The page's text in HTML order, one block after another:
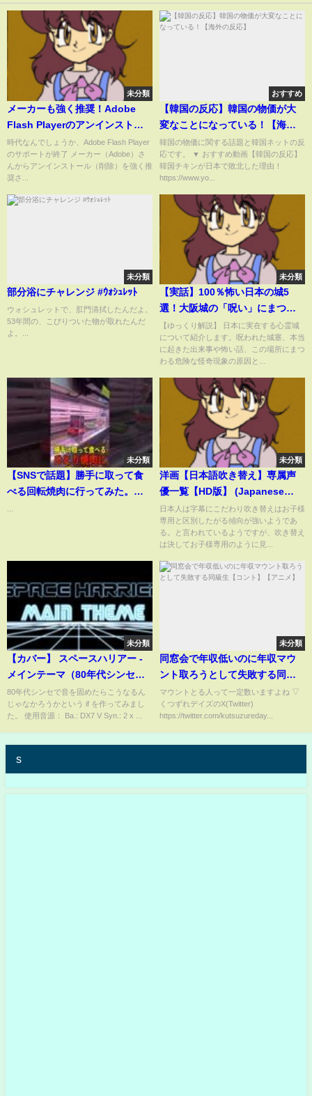
未分類
メーカーも強く推奨！Adobe
Flash Playerのアンインストー
ルのすゝめ（方法など）
時代なんでしょうか、Adobe Flash Player
のサポートが終了 メーカー（Adobe）さ
んからアンインストール（削除）を強く推
奨さ...
おすすめ
【韓国の反応】韓国の物価が大
変なことになっている！【海外
の反応】
韓国の物価に関する話題と韓国ネットの反
応です。 ▼ おすすめ動画【韓国の反応】
韓国チキンが日本で敗北した理由！
https://www.yo...
未分類
部分浴にチャレンジ #ｳｫｼｭﾚｯﾄ
ウォシュレットで、肛門清拭したんだよ。
53年間の、こびりついた物が取れたんだ
よ。...
未分類
【実話】100％怖い日本の城5
選！大阪城の「呪い」にまつわ
る怖い話とは…？【ゆっくり解
説】
【ゆっくり解説】 日本に実在する心霊城
について紹介します。呪われた城塞、本当
に起きた出来事や怖い話、この場所にまつ
わる危険な怪奇現象の原因と...
未分類
【SNSで話題】勝手に取って食
べる回転焼肉に行ってみた。
未分類
洋画【日本語吹き替え】専属声
優一覧【HD版】 (Japanese
dubbing voice actors)
日本人は字幕にこだわり吹き替えはお子様
専用と区別したがる傾向が強いようであ
る。と言われているようですが、吹き替え
は決してお子様専用のように見...
未分類
【カバー】 スペースハリアー -
メインテーマ（80年代シンセ
ver） / Space Harrier - Main
Theme with 80's old synth
cover
80年代シンセで音を固めたらこうなるん
じゃなかろうかという if を作ってみまし
た。 使用音源： Ba.: DX7 V Syn.: 2 x ...
未分類
同窓会で年収低いのに年収マウ
ント取ろうとして失敗する同級
生【コント】【アニメ】
マウントとる人って一定数いますよね ▽
くつずれデイズのX(Twitter)
https://twitter.com/kutsuzureday...
s